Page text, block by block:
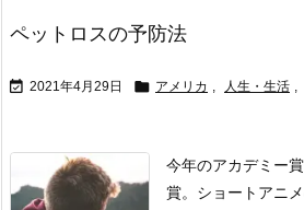
ペットロスの予防法
 2021年4月29日  アメリカ , 人生・生活 ,
今年のアカデミー賞
賞。 ショートアニ